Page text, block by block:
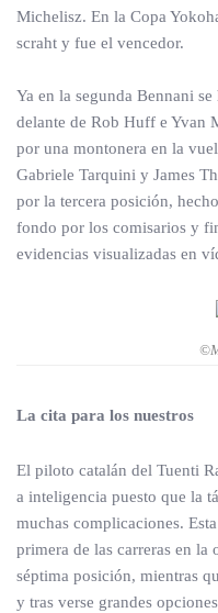
Michelisz. En la Copa
scraht y fue el vencedor.
Ya en la segunda Bennani
delante de Rob Huff e Yvan
por una montonera en la
Gabriele Tarquini y James
por la tercera posición,
fondo por los comisarios y
evidencias visualizadas en
La cita para los nuestros
El piloto catalán del Tuenti
a inteligencia puesto que la
muchas complicaciones.
primera de las carreras en la
séptima posición, mientras
y tras verse grandes